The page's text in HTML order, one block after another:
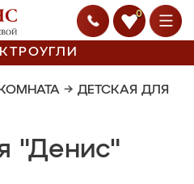
0
→ ДЕТСКАЯ ДЛЯ
"Денис"